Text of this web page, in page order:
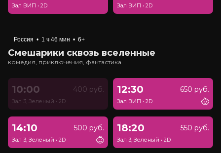
Зал ВИП • 2D Зал ВИП • 2D
Россия • 1 ч 46 мин • 6+
Смешарики сквозь вселенные
комедия, приключения, фантастика
10:00 400 руб.
Зал 3, Зеленый • 2D
12:30 650 руб.
Зал ВИП • 2D
14:10 500 руб.
Зал 3, Зеленый • 2D
18:20 550 руб.
Зал 3, Зеленый • 2D